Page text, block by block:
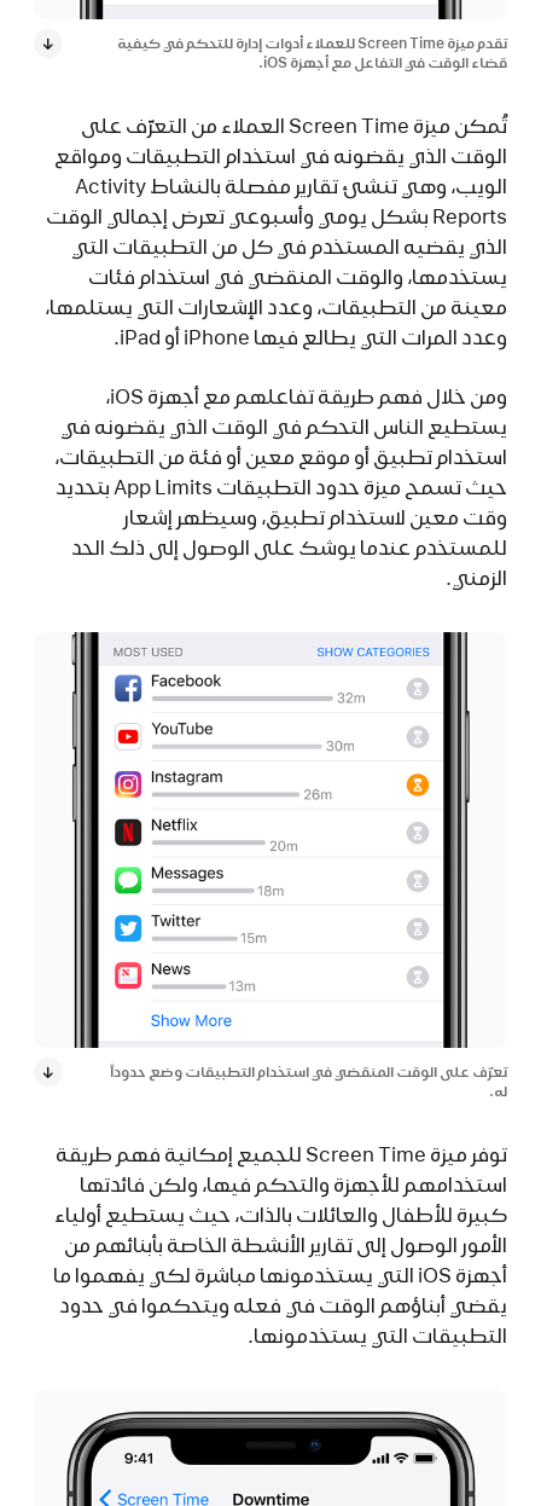
تقدم ميزة Screen Time للعملاء أدوات إدارة للتحكم في كيفية
قضاء الوقت في التفاعل مع أجهزة iOS.
تُمكن ميزة Screen Time العملاء من التعرّف على
الوقت الذي يقضونه في استخدام التطبيقات ومواقع
الويب، وهي تنشئ تقارير مفصلة بالنشاط Activity
Reports بشكل يومي وأسبوعي تعرض إجمالي الوقت
الذي يقضيه المستخدم في كل من التطبيقات التي
يستخدمها، والوقت المنقضي في استخدام فئات
معينة من التطبيقات، وعدد الإشعارات التي يستلمها،
وعدد المرات التي يطالع فيها iPhone أو iPad.
ومن خلال فهم طريقة تفاعلهم مع أجهزة iOS،
يستطيع الناس التحكم في الوقت الذي يقضونه في
استخدام تطبيق أو موقع معين أو فئة من التطبيقات،
حيث تسمح ميزة حدود التطبيقات App Limits بتحديد
وقت معين لاستخدام تطبيق، وسيظهر إشعار
للمستخدم عندما يوشك على الوصول إلى ذلك الحد
الزمني.
تعرّف على الوقت المنقضي في استخدام التطبيقات وضع حدوداً
له.
توفر ميزة Screen Time للجميع إمكانية فهم طريقة
استخدامهم للأجهزة والتحكم فيها، ولكن فائدتها
كبيرة للأطفال والعائلات بالذات، حيث يستطيع أولياء
الأمور الوصول إلى تقارير الأنشطة الخاصة بأبنائهم من
أجهزة iOS التي يستخدمونها مباشرة لكي يفهموا ما
يقضي أبناؤهم الوقت في فعله ويتحكموا في حدود
التطبيقات التي يستخدمونها.